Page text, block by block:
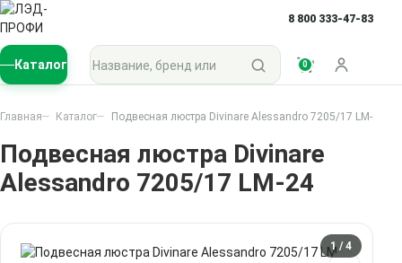
8 800 333-47-83
Каталог
Поиск по каталогу
0
Войти
Главная Каталог Подвесная люстра Divinare Alessandro 7205/17 LM-24
Подвесная люстра Divinare
Alessandro 7205/17 LM-24
1 / 4